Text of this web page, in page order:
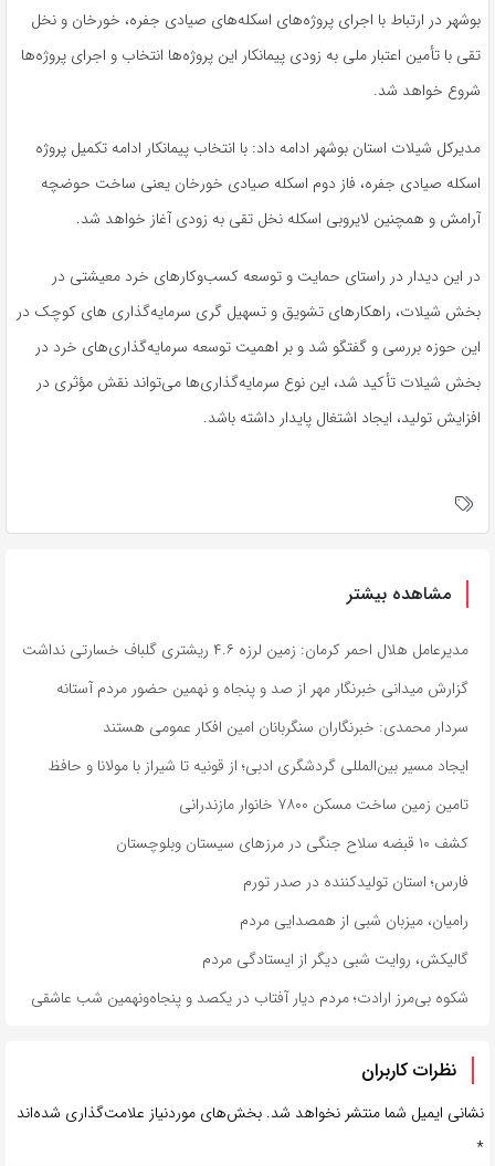
بوشهر در ارتباط با اجرای پروژه‌های اسکله‌های صیادی جفره، خورخان و نخل
تقی با تأمین اعتبار ملی به زودی پیمانکار این پروژه‌ها انتخاب و اجرای پروژه‌ها
شروع خواهد شد.
مدیرکل شیلات استان بوشهر ادامه داد: با انتخاب پیمانکار ادامه تکمیل پروژه
اسکله صیادی جفره، فاز دوم اسکله صیادی خورخان یعنی ساخت حوضچه
آرامش و همچنین لایروبی اسکله نخل تقی به زودی آغاز خواهد شد.
در این دیدار در راستای حمایت و توسعه کسب‌وکارهای خرد معیشتی در
بخش شیلات، راهکارهای تشویق و تسهیل گری سرمایه‌گذاری های کوچک در
این حوزه بررسی و گفتگو شد و بر اهمیت توسعه سرمایه‌گذاری‌های خرد در
بخش شیلات تأکید شد، این نوع سرمایه‌گذاری‌ها می‌تواند نقش مؤثری در
افزایش تولید، ایجاد اشتغال پایدار داشته باشد.
مشاهده بیشتر
مدیرعامل هلال احمر کرمان: زمین لرزه ۴.۶ ریشتری گلباف خسارتی نداشت
گزارش میدانی خبرنگار مهر از صد و پنجاه و نهمین حضور مردم آستانه
سردار محمدی: خبرنگاران سنگربانان امین افکار عمومی هستند
ایجاد مسیر بین‌المللی گردشگری ادبی؛ از قونیه تا شیراز با مولانا و حافظ
تامین زمین ساخت مسکن ۷۸۰۰ خانوار مازندرانی
کشف ۱۰ قبضه سلاح جنگی در مرزهای سیستان وبلوچستان
فارس؛ استان تولیدکننده در صدر تورم
رامیان، میزبان شبی از همصدایی مردم
گالیکش، روایت شبی دیگر از ایستادگی مردم
شکوه بی‌مرز ارادت؛ مردم دیار آفتاب در یکصد و پنجاه‌ونهمین شب عاشقی
نظرات کاربران
نشانی ایمیل شما منتشر نخواهد شد. بخش‌های موردنیاز علامت‌گذاری شده‌اند
*